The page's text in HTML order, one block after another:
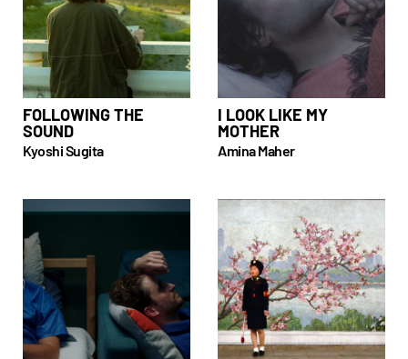
FOLLOWING THE
SOUND
Kyoshi Sugita
I LOOK LIKE MY
MOTHER
Amina Maher